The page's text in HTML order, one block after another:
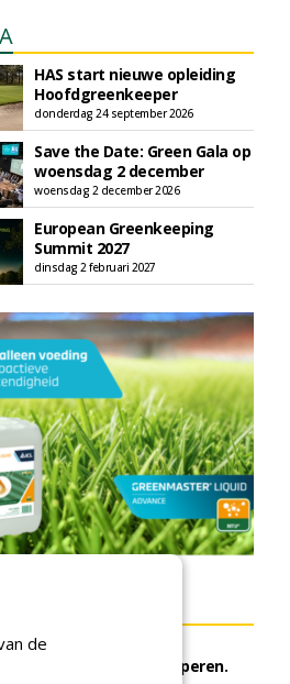
HAS start nieuwe opleiding
Hoofdgreenkeeper
donderdag 24 september 2026
Save the Date: Green Gala op
woensdag 2 december
woensdag 2 december 2026
European Greenkeeping
Summit 2027
dinsdag 2 februari 2027
Rotterdam gunt semi
meststoffen aan Van Iperen.
de